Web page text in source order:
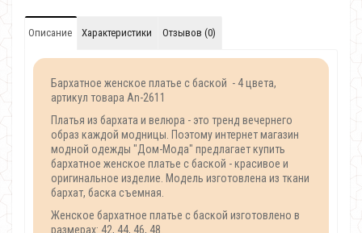
Описание Характеристики Отзывов (0)
Бархатное женское платье с баской - 4 цвета,
артикул товара An-2611
Платья из бархата и велюра - это тренд вечернего
образ каждой модницы. Поэтому интернет магазин
модной одежды "Дом-Мода" предлагает купить
бархатное женское платье с баской - красивое и
оригинальное изделие. Модель изготовлена из ткани
бархат, баска съемная.
Женское бархатное платье с баской изготовлено в
размерах: 42, 44, 46, 48.